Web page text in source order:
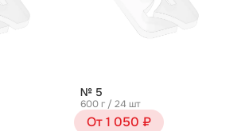
№ 5
600 г / 24 шт
От 1 050 ₽